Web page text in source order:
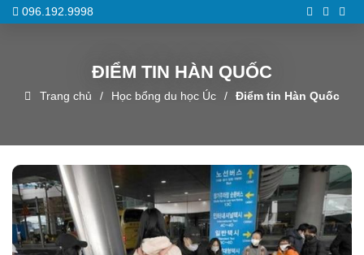
096.192.9998
ĐIỂM TIN HÀN QUỐC
Trang chủ Học bổng du học Úc Điểm tin Hàn Quốc